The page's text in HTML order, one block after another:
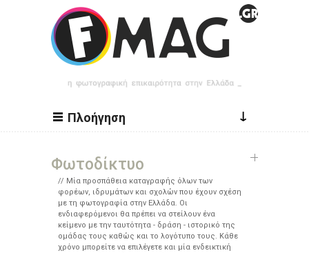
Παράκαμψη προς το κυρίως περιεχόμενο
Πλοήγηση ↓
Φωτοδίκτυο
Μία προσπάθεια καταγραφής όλων των
φορέων, ιδρυμάτων και σχολών που έχουν σχέση
με τη φωτογραφία στην Ελλάδα. Οι
ενδιαφερόμενοι θα πρέπει να στείλουν ένα
κείμενο με την ταυτότητα - δράση - ιστορικό της
ομάδας τους καθώς και το λογότυπο τους. Κάθε
χρόνο μπορείτε να επιλέγετε και μία ενδεικτική